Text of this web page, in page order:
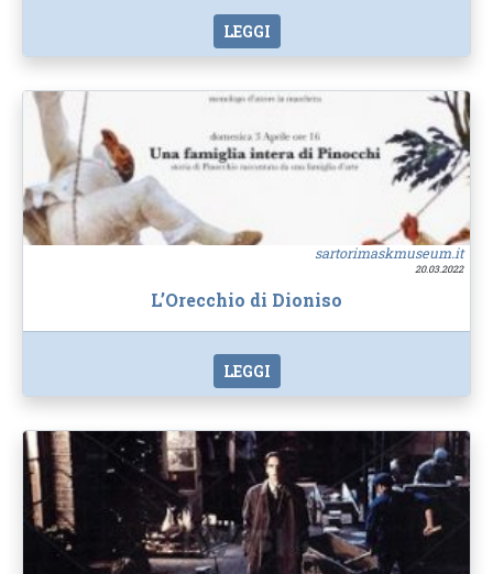
LEGGI
sartorimaskmuseum.it
20.03.2022
L’Orecchio di Dioniso
LEGGI